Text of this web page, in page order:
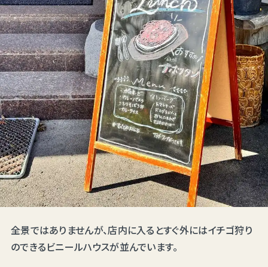
全景ではありませんが、店内に入るとすぐ外にはイチゴ狩り
のできるビニールハウスが並んでいます。